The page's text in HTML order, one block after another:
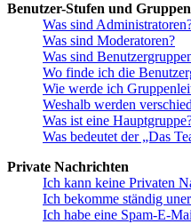
Benutzer-Stufen und Gruppen
Was sind
Was sind Moderatoren?
Was sind
Wo finde ich die
Wie werde ich
Weshalb werden
Was ist eine
Was bedeutet der „Das
Private Nachrichten
Ich kann keine Privaten
Ich bekomme ständig
Ich habe eine Spam-E-